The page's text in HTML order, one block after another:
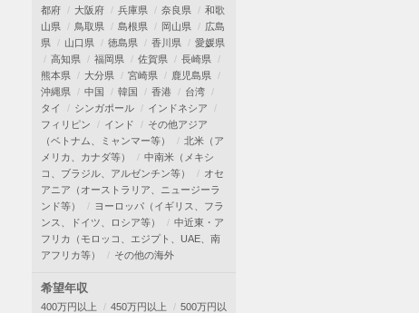
都府
大阪府 兵庫県 奈良県
和歌
山県
鳥取県 島根県 岡山県
広島
県
山口県 徳島県 香川県
愛媛県
高知県
福岡県 佐賀県
長崎県
熊本県
大分県 宮崎県
鹿児島県
沖縄県
中国 韓国 香港
台湾
タイ
シンガポール
インドネシア
フィリピン
インド
その他アジア
（ベトナム、ミャンマー等）
北米（ア
メリカ、カナダ等）
中南米（メキシ
コ、ブラジル、アルゼンチン等）
オセ
アニア（オーストラリア、ニュージーラ
ンド等）
ヨーロッパ（イギリス、フラ
ンス、ドイツ、ロシア等）
中近東・ア
フリカ（モロッコ、エジプト、UAE、南
アフリカ等）
その他の海外
希望年収
400万円以上 450万円以上
500万円以